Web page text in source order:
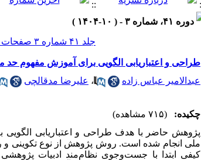
دوره ۴۱، شماره ۳ - ( ۱۰-۱۴۰۴ )
جلد ۴۱ شماره ۳ صفحات ۷۰-۵۱
طراحی و اعتباریابی الگویی برای آموزش مفهوم حد
عبدالامیر عباس زاده
، علیرضا مدقالچی
چکیده:
(۷۱۵ مشاهده)
پژوهش حاضر با هدف طراحی و اعتباریابی الگویی
ملی انجام شده است. روش پژوهش از نوع تکوینی و
کیفی ابتدا با جست­‌و­جوی نظام‌­مند ادبیات